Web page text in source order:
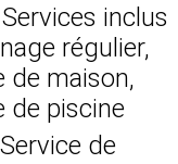
Services inclus
régulier,
de maison,
de piscine
Service de